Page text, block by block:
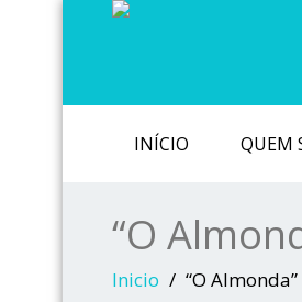
INÍCIO QUEM
“O
Inicio “O